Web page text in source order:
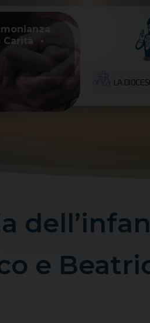
LA DIOCESI
e